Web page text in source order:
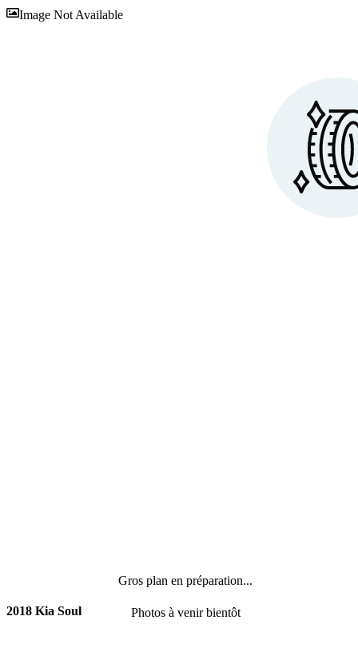
Image Not Available
Gros plan en préparation...
Photos à venir bientôt
2018 Kia Soul